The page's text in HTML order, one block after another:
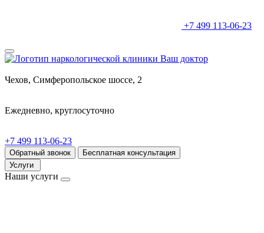
+7 499 113-06-23
Чехов, Симферопольское шоссе, 2
Ежедневно, круглосуточно
+7 499 113-06-23
Обратный звонок
Бесплатная консультация
Услуги
Наши услуги